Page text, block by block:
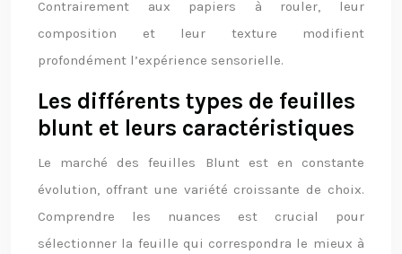
Contrairement aux papiers à rouler, leur
composition et leur texture modifient
profondément l’expérience sensorielle.
Les différents types de feuilles
blunt et leurs caractéristiques
Le marché des feuilles Blunt est en constante
évolution, offrant une variété croissante de choix.
Comprendre les nuances est crucial pour
sélectionner la feuille qui correspondra le mieux à